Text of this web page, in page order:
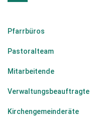
Pfarrbüros
Pastoralteam
Mitarbeitende
Verwaltungsbeauftragte
Kirchengemeinderäte